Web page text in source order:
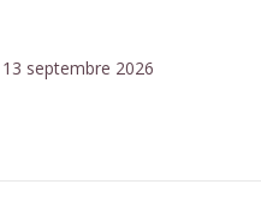
septembre 2026